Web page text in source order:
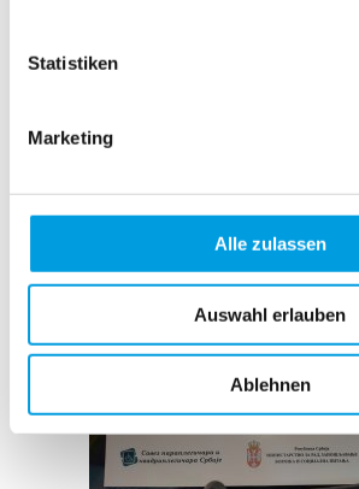
Statistiken
Marketing
Alle zulassen
Auswahl erlauben
Ablehnen
are looking forward to the future.